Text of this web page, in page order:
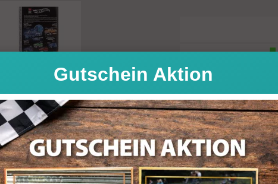
Menge:
7,25 GBP (British Pound)
Gutschein Aktion